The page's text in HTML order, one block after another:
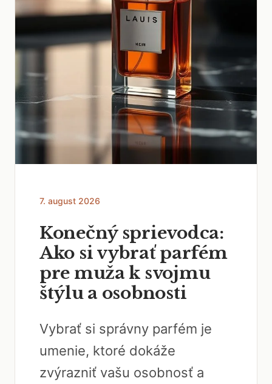
7. august 2026
Konečný sprievodca:
Ako si vybrať parfém
pre muža k svojmu
štýlu a osobnosti
Vybrať si správny parfém je
umenie, ktoré dokáže
zvýrazniť vašu osobnosť a